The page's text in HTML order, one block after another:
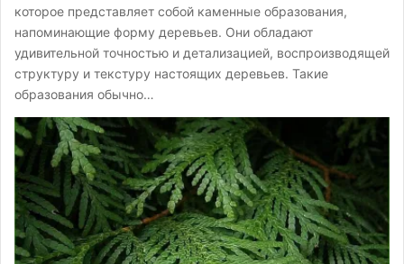
которое представляет собой каменные образования,
напоминающие форму деревьев. Они обладают
удивительной точностью и детализацией, воспроизводящей
структуру и текстуру настоящих деревьев. Такие
образования обычно…